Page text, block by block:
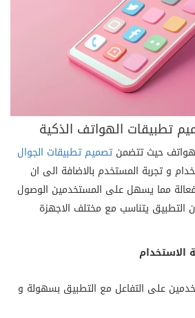
تطبيقات الهواتف الذكية
حيث تتضمن تصميم تطبيقات الجوال
و تجربة المستخدم بالاضافة الى ان
مما يسهل على المستخدمين الوصول
التطبيق يتناسب مع مختلف الاجهزة
على التفاعل مع التطبيق بسهولة و